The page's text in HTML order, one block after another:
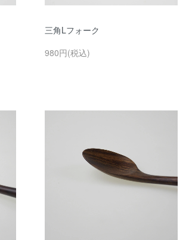
三角Lフォーク
980円(税込)